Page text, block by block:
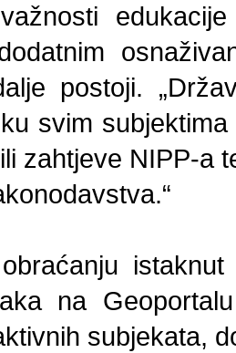
postoji.
svim
zahtjeve NIPP-a
na
subjekata,